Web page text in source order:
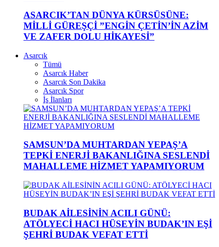
ASARCIK’TAN DÜNYA KÜRSÜSÜNE:
MİLLİ GÜREŞÇİ ”ENGİN ÇETİN’İN AZİM
VE ZAFER DOLU HİKAYESİ”
Asarcık
Tümü
Asarcık Haber
Asarcık Son Dakika
Asarcık Spor
İş İlanları
SAMSUN’DA MUHTARDAN YEPAŞ’A
TEPKİ ENERJİ BAKANLIĞINA SESLENDİ
MAHALLEME HİZMET YAPAMIYORUM
BUDAK AİLESİNİN ACILI GÜNÜ:
ATÖLYECİ HACI HÜSEYİN BUDAK’IN EŞİ
ŞEHRİ BUDAK VEFAT ETTİ